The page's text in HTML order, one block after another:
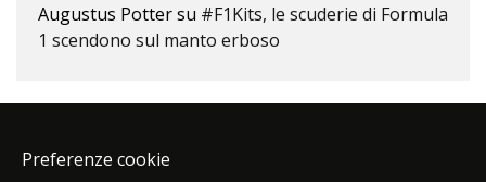
Augustus Pottersu #F1Kits, le scuderie di Formula
1 scendono sul manto erboso
Preferenze cookie